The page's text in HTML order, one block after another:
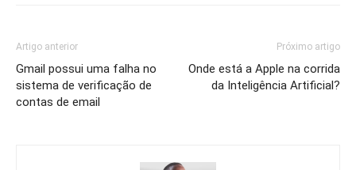
Artigo anterior
Gmail possui uma falha no
sistema de verificação de
contas de email
Próximo artigo
Onde está a Apple na corrida
da Inteligência Artificial?